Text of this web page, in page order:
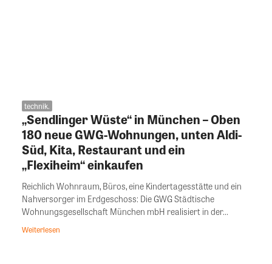
technik.
„Sendlinger Wüste“ in München – Oben
180 neue GWG-Wohnungen, unten Aldi-
Süd, Kita, Restaurant und ein
„Flexiheim“ einkaufen
Reichlich Wohnraum, Büros, eine Kindertagesstätte und ein
Nahversorger im Erdgeschoss: Die GWG Städtische
Wohnungsgesellschaft München mbH realisiert in der...
Weiterlesen